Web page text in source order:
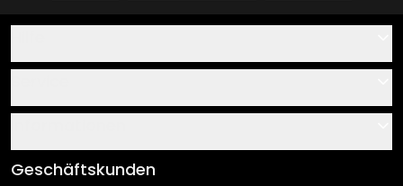
Über uns
Klebe- und Montageanleitungen
AGB
Geschäftskunden